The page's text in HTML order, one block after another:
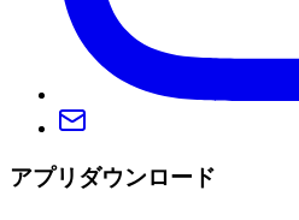
アプリダウンロード